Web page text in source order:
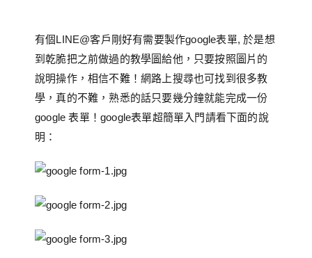
有個LINE@客戶剛好有需要製作google表單, 於是想
到乾脆把之前做過的教學圖給他，只要按照圖片的
說明操作，相信不難！網路上搜尋也可找到很多教
學，真的不難，熟悉的話只要幾分鐘就能完成一份
google 表單！google表單超簡單入門請看下面的說
明：